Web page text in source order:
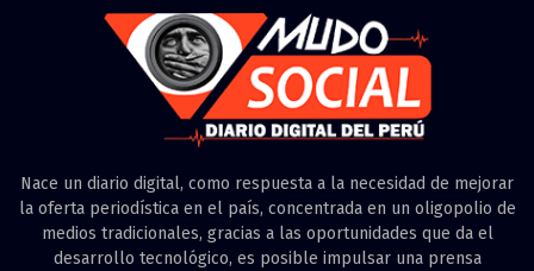
Nace un diario digital, como respuesta a la necesidad de mejorar
la oferta periodística en el país, concentrada en un oligopolio de
medios tradicionales, gracias a las oportunidades que da el
desarrollo tecnológico, es posible impulsar una prensa